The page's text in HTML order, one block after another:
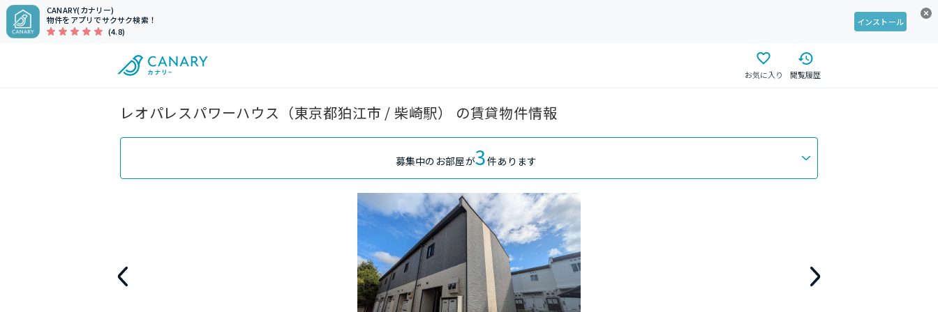
CANARY(カナリー)
物件をアプリでサクサク検索！
(4.8)
インストール
お気に入り 閲覧履歴
レオパレスパワーハウス（東京都狛江市 / 柴崎駅） の賃貸物件情報
募集中のお部屋が3件あります